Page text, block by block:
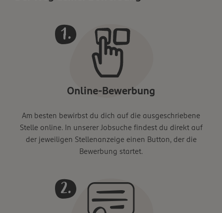
Online-Bewerbung
Am besten bewirbst du dich auf die ausgeschriebene
Stelle online. In unserer Jobsuche findest du direkt auf
der jeweiligen Stellenanzeige einen Button, der die
Bewerbung startet.